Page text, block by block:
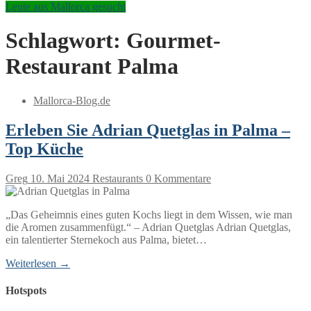
Leute aus Mallorca gesucht
Schlagwort: Gourmet-
Restaurant Palma
Mallorca-Blog.de
Erleben Sie Adrian Quetglas in Palma –
Top Küche
Greg 10. Mai 2024 Restaurants 0 Kommentare
„Das Geheimnis eines guten Kochs liegt in dem Wissen, wie man
die Aromen zusammenfügt.“ – Adrian Quetglas Adrian Quetglas,
ein talentierter Sternekoch aus Palma, bietet…
Weiterlesen →
Hotspots